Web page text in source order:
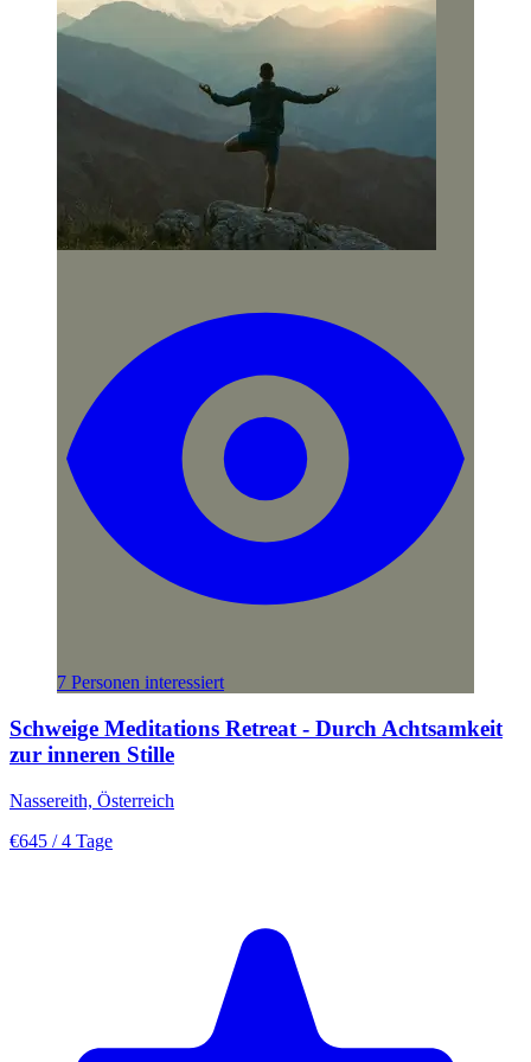
7 Personen interessiert
Schweige Meditations Retreat - Durch Achtsamkeit
zur inneren Stille
Nassereith, Österreich
€645 / 4 Tage